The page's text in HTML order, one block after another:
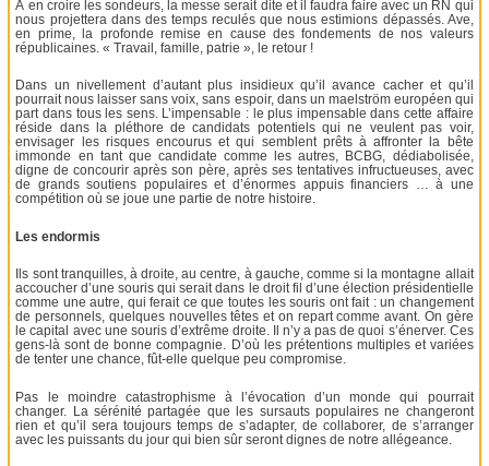
À en croire les sondeurs, la messe serait dite et il faudra faire avec un RN qui
nous projettera dans des temps reculés que nous estimions dépassés. Ave,
en prime, la profonde remise en cause des fondements de nos valeurs
républicaines. « Travail, famille, patrie », le retour !
Dans un nivellement d’autant plus insidieux qu’il avance cacher et qu’il
pourrait nous laisser sans voix, sans espoir, dans un maelström européen qui
part dans tous les sens. L’impensable : le plus impensable dans cette affaire
réside dans la pléthore de candidats potentiels qui ne veulent pas voir,
envisager les risques encourus et qui semblent prêts à affronter la bête
immonde en tant que candidate comme les autres, BCBG, dédiabolisée,
digne de concourir après son père, après ses tentatives infructueuses, avec
de grands soutiens populaires et d’énormes appuis financiers … à une
compétition où se joue une partie de notre histoire.
Les endormis
Ils sont tranquilles, à droite, au centre, à gauche, comme si la montagne allait
accoucher d’une souris qui serait dans le droit fil d’une élection présidentielle
comme une autre, qui ferait ce que toutes les souris ont fait : un changement
de personnels, quelques nouvelles têtes et on repart comme avant. On gère
le capital avec une souris d’extrême droite. Il n’y a pas de quoi s’énerver. Ces
gens-là sont de bonne compagnie. D’où les prétentions multiples et variées
de tenter une chance, fût-elle quelque peu compromise.
Pas le moindre catastrophisme à l’évocation d’un monde qui pourrait
changer. La sérénité partagée que les sursauts populaires ne changeront
rien et qu’il sera toujours temps de s’adapter, de collaborer, de s’arranger
avec les puissants du jour qui bien sûr seront dignes de notre allégeance.